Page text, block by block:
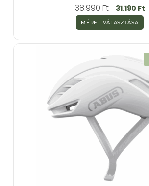
0
a
5
-
b
ő
38.990Ft 31.190 Ft
MÉRET VÁLASZTÁSA